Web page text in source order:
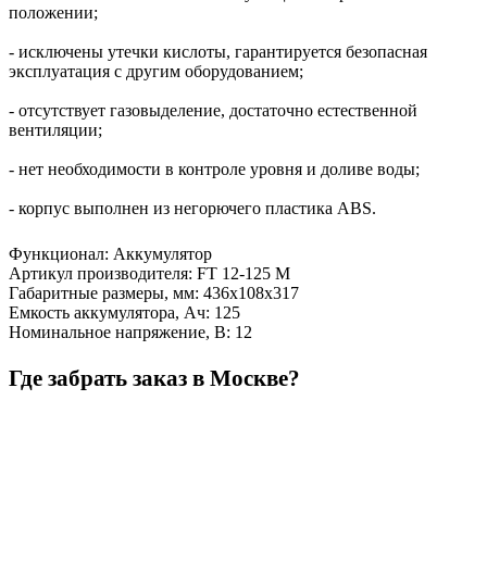
положении;
- исключены утечки кислоты, гарантируется безопасная
эксплуатация с другим оборудованием;
- отсутствует газовыделение, достаточно естественной
вентиляции;
- нет необходимости в контроле уровня и доливе воды;
- корпус выполнен из негорючего пластика ABS.
Функционал: Аккумулятор
Артикул производителя: FT 12-125 M
Габаритные размеры, мм: 436х108х317
Емкость аккумулятора, Ач: 125
Номинальное напряжение, В: 12
Где забрать заказ в Москве?